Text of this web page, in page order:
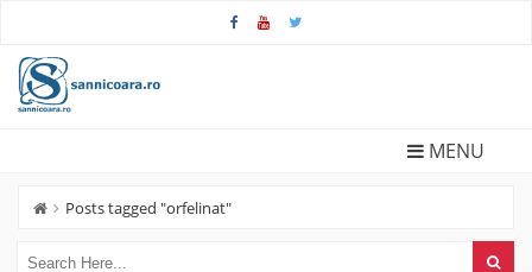
MENU
Posts tagged "orfelinat"